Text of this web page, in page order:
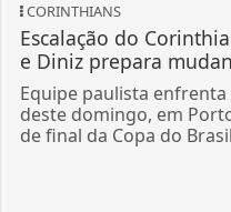
CORINTHIANS
Escalação do
e Diniz prepara
Equipe paulista
deste domingo, em
de final da Copa do Brasil